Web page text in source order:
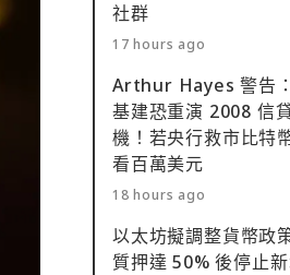
社群
17 hours ago
Arthur Hayes 警告
基建恐重演 2008 信
機！若央行救市比特
看百萬美元
18 hours ago
以太坊擬調整貨幣政
質押達 50% 後停止